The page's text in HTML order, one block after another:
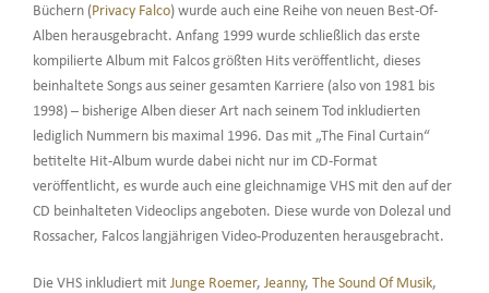
Büchern ( Privacy Falco) wurde auch eine Reihe von neuen Best-Of-
Alben herausgebracht. Anfang 1999 wurde schließlich das erste
kompilierte Album mit Falcos größten Hits veröffentlicht, dieses
beinhaltete Songs aus seiner gesamten Karriere (also von 1981 bis
1998) – bisherige Alben dieser Art nach seinem Tod inkludierten
lediglich Nummern bis maximal 1996. Das mit „The Final Curtain“
betitelte Hit-Album wurde dabei nicht nur im CD-Format
veröffentlicht, es wurde auch eine gleichnamige VHS mit den auf der
CD beinhalteten Videoclips angeboten. Diese wurde von Dolezal und
Rossacher, Falcos langjährigen Video-Produzenten herausgebracht.
Die VHS inkludiert mit Junge Roemer, Jeanny, The Sound Of Musik,